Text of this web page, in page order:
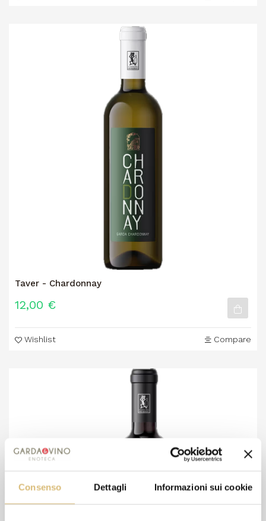
Consenso Dettagli Informazioni sui cookie
Taver - Chardonnay
12,00 €
Wishlist Compare